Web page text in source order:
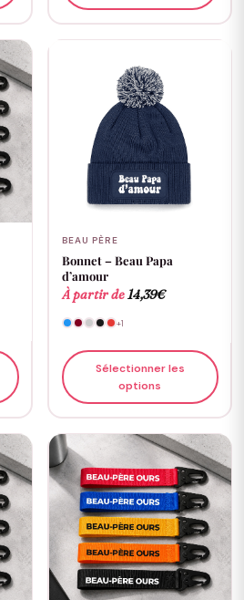
BEAU PÈRE
Bonnet – Beau Papa
d’amour
À partir de14,39€
+1
Sélectionner les
options